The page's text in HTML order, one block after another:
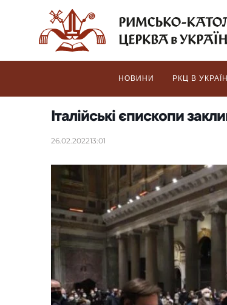
НОВИНИ РКЦ В УКРАЇНІ
Італійські єпископи
26.02.202213:01